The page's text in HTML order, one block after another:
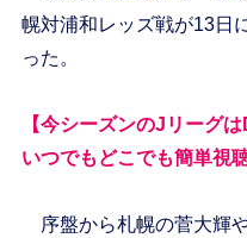
幌対浦和レッズ戦が13日
った。
【今シーズンのJリーグは
いつでもどこでも簡単視
序盤から札幌の菅大輝